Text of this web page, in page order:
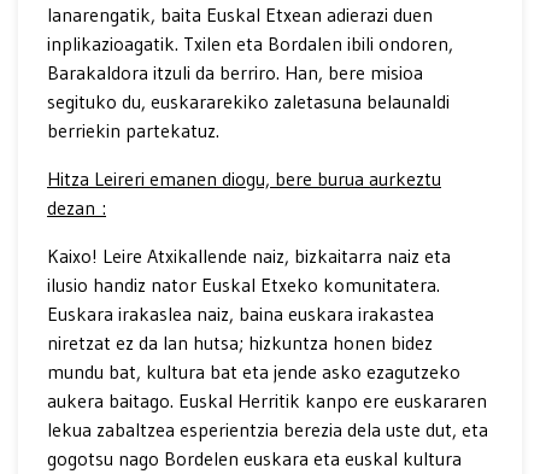
lanarengatik, baita Euskal Etxean adierazi duen
inplikazioagatik. Txilen eta Bordalen ibili ondoren,
Barakaldora itzuli da berriro. Han, bere misioa
segituko du, euskararekiko zaletasuna belaunaldi
berriekin partekatuz.
Hitza Leireri emanen diogu, bere burua aurkeztu
dezan :
Kaixo! Leire Atxikallende naiz, bizkaitarra naiz eta
ilusio handiz nator Euskal Etxeko komunitatera.
Euskara irakaslea naiz, baina euskara irakastea
niretzat ez da lan hutsa; hizkuntza honen bidez
mundu bat, kultura bat eta jende asko ezagutzeko
aukera baitago. Euskal Herritik kanpo ere euskararen
lekua zabaltzea esperientzia berezia dela uste dut, eta
gogotsu nago Bordelen euskara eta euskal kultura